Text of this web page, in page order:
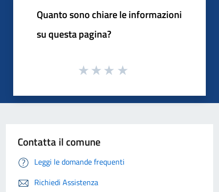
Quanto sono chiare le informazioni
su questa pagina?
Contatta il comune
Leggi le domande frequenti
Richiedi Assistenza